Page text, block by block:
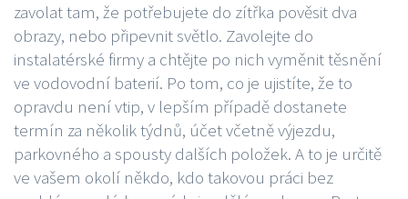
zavolat tam, že potřebujete do zítřka pověsit dva
obrazy, nebo připevnit světlo. Zavolejte do
instalatérské firmy a chtějte po nich vyměnit těsnění
ve vodovodní baterií. Po tom, co je ujistíte, že to
opravdu není vtip, v lepším případě dostanete
termín za několik týdnů, účet včetně výjezdu,
parkovného a spousty dalších položek. A to je určitě
ve vašem okolí někdo, kdo takovou práci bez